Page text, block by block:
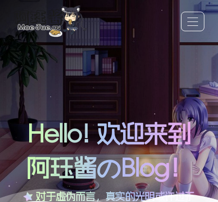
Hello! 欢迎来到
阿珏酱のBlog！
对于虚伪而言，真实的光明或许过于